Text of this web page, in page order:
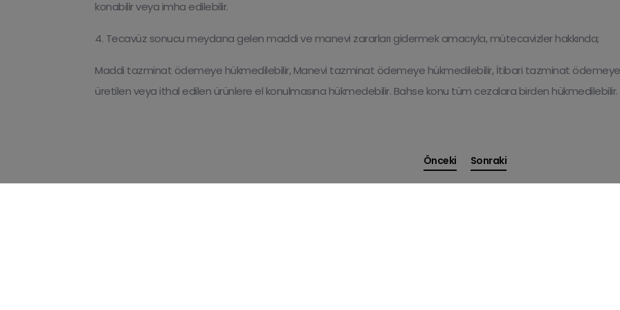
konabilir veya imha edilebilir.
4. Tecavüz sonucu meydana gelen maddi ve manevi zararları gidermek amacıyla, mütecavizler hakkında;
Maddi tazminat ödemeye hükmedilebilir, Manevi tazminat ödemeye hükmedilebilir, İtibari tazminat
üretilen veya ithal edilen ürünlere el konulmasına hükmedebilir. Bahse konu tüm cezalara birden hükmedilebilir.
Önceki Sonraki